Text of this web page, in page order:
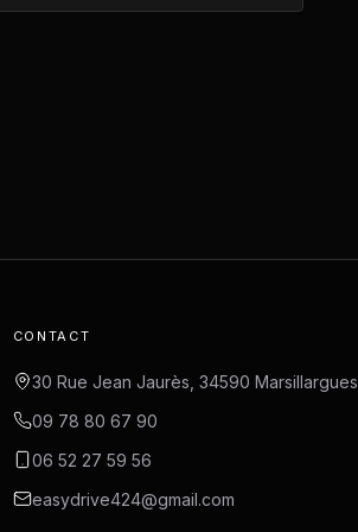
CONTACT
30 Rue Jean Jaurès, 34590 Marsillargues
09 78 80 67 90
06 52 27 59 56
easydrive424@gmail.com